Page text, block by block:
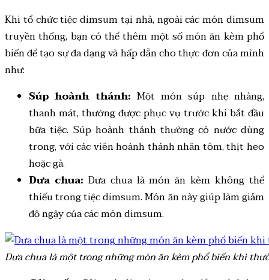
Khi tổ chức tiệc dimsum tại nhà, ngoài các món dimsum
truyền thống, bạn có thể thêm một số món ăn kèm phổ
biến để tạo sự đa dạng và hấp dẫn cho thực đơn của mình
như:
Súp hoành thánh: Một món súp nhẹ nhàng,
thanh mát, thường được phục vụ trước khi bắt đầu
bữa tiệc. Súp hoành thánh thường có nước dùng
trong, với các viên hoành thánh nhân tôm, thịt heo
hoặc gà.
Dưa chua: Dưa chua là món ăn kèm không thể
thiếu trong tiệc dimsum. Món ăn này giúp làm giảm
độ ngậy của các món dimsum.
Dưa chua là một trong những món ăn kèm phổ biến khi